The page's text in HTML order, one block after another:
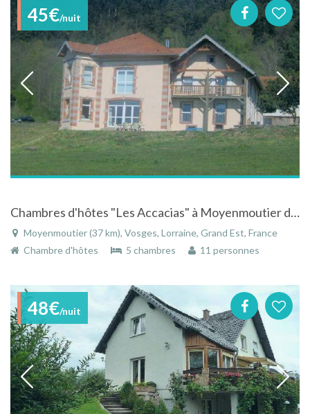
45€/nuit
Chambres d'hôtes "Les Accacias" à Moyenmoutier dans les Vosges en Lorraine
Moyenmoutier (37 km), Vosges, Lorraine, Grand Est, France
Chambre d'hôtes
5 chambres 11 personnes
48€/nuit